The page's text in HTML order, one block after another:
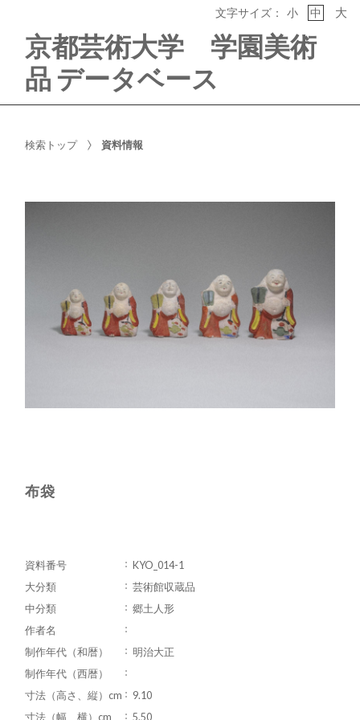
京都芸術大学 学園美術
品 データベース
文字サイズ： 小 中 大
検索トップ 資料情報
布袋
資料番号
KYO_014-1
大分類
芸術館収蔵品
中分類
郷土人形
作者名
制作年代（和暦）
明治大正
制作年代（西暦）
寸法（高さ、縦）cm
9.10
寸法（幅、横）cm
5.50